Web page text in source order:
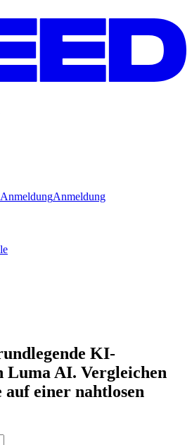
AnmeldungAnmeldung
KI-
Luma AI. Vergleichen
auf einer nahtlosen